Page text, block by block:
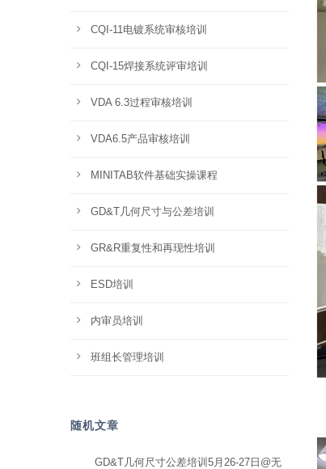
CQI-11电镀系统审核培训
CQI-15焊接系统评审培训
VDA 6.3过程审核培训
VDA6.5产品审核培训
MINITAB软件基础实操课程
GD&T几何尺寸与公差培训
GR&R重复性和再现性培训
ESD培训
内审员培训
班组长管理培训
随机文章
GD&T几何尺寸公差培训5月26-27日@无